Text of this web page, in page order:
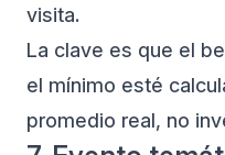
visita.
La clave es que el
el mínimo esté
promedio real, no